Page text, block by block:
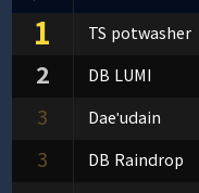
1 TS potwasher
2 DB LUMI
3 Dae'udain
3 DB Raindrop